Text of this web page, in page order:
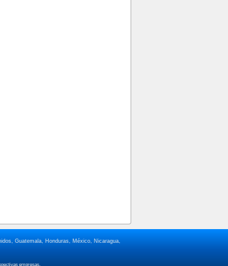
Guatemala, Honduras, México, Nicaragua,